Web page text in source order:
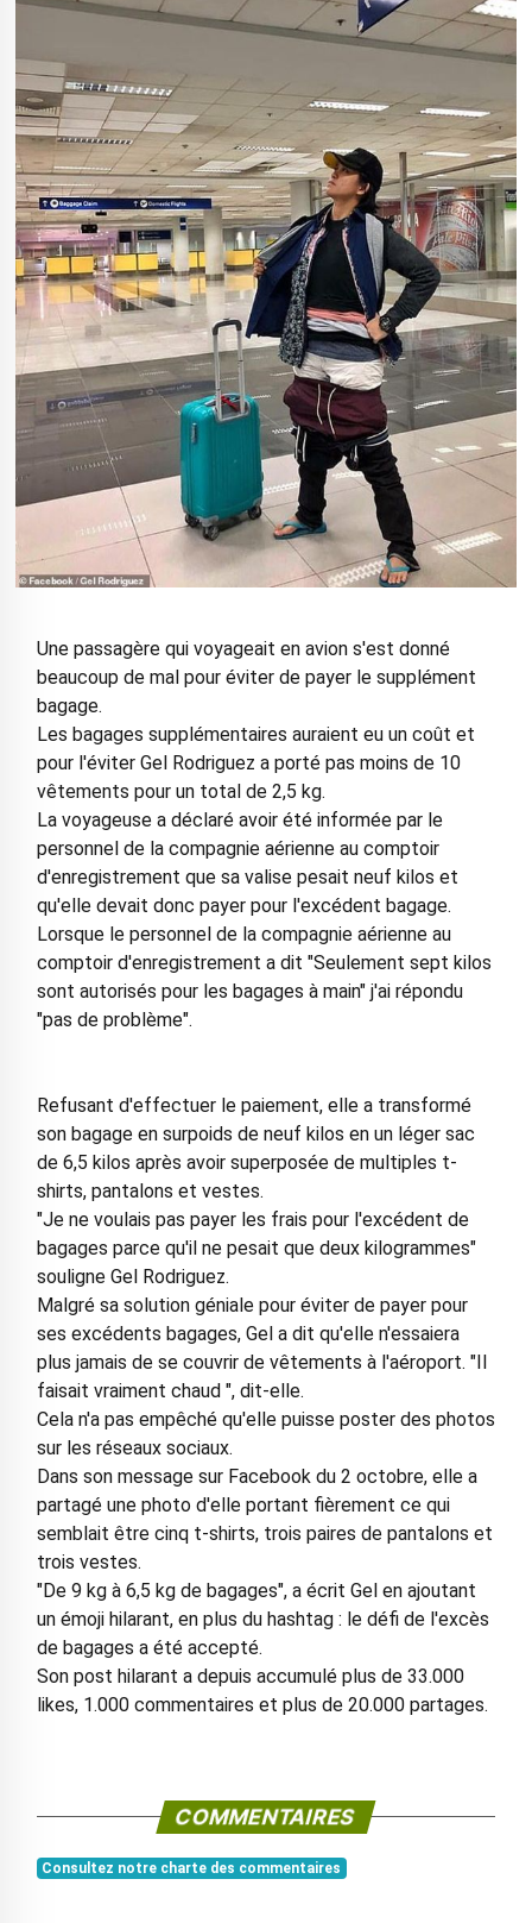
Une passagère qui voyageait en avion s'est donné
beaucoup de mal pour éviter de payer le supplément
bagage.
Les bagages supplémentaires auraient eu un coût et
pour l'éviter Gel Rodriguez a porté pas moins de 10
vêtements pour un total de 2,5 kg.
La voyageuse a déclaré avoir été informée par le
personnel de la compagnie aérienne au comptoir
d'enregistrement que sa valise pesait neuf kilos et
qu'elle devait donc payer pour l'excédent bagage.
Lorsque le personnel de la compagnie aérienne au
comptoir d'enregistrement a dit "Seulement sept kilos
sont autorisés pour les bagages à main" j'ai répondu
"pas de problème".
Refusant d'effectuer le paiement, elle a transformé
son bagage en surpoids de neuf kilos en un léger sac
de 6,5 kilos après avoir superposée de multiples t-
shirts, pantalons et vestes.
"Je ne voulais pas payer les frais pour l'excédent de
bagages parce qu'il ne pesait que deux kilogrammes"
souligne Gel Rodriguez.
Malgré sa solution géniale pour éviter de payer pour
ses excédents bagages, Gel a dit qu'elle n'essaiera
plus jamais de se couvrir de vêtements à l'aéroport. "Il
faisait vraiment chaud ", dit-elle.
Cela n'a pas empêché qu'elle puisse poster des photos
sur les réseaux sociaux.
Dans son message sur Facebook du 2 octobre, elle a
partagé une photo d'elle portant fièrement ce qui
semblait être cinq t-shirts, trois paires de pantalons et
trois vestes.
"De 9 kg à 6,5 kg de bagages", a écrit Gel en ajoutant
un émoji hilarant, en plus du hashtag : le défi de l'excès
de bagages a été accepté.
Son post hilarant a depuis accumulé plus de 33.000
likes, 1.000 commentaires et plus de 20.000 partages.
COMMENTAIRES
Consultez notre charte des commentaires